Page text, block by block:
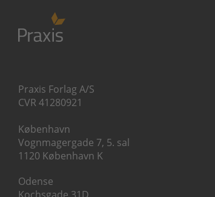
Praxis Forlag A/S
CVR 41280921
København
Vognmagergade 7, 5. sal
1120 København K
Odense